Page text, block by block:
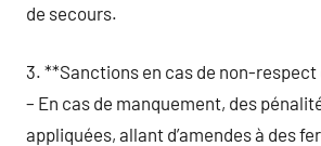
de secours.
3. **Sanctions en cas de non-respect
– En cas de manquement, des
appliquées, allant d’amendes à des